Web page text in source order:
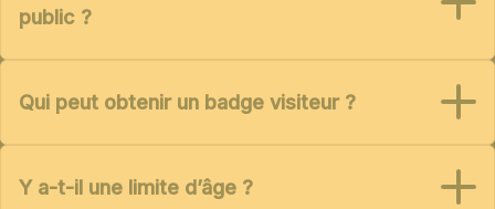
public ?
Qui peut obtenir un badge visiteur ?
Y a-t-il une limite d’âge ?